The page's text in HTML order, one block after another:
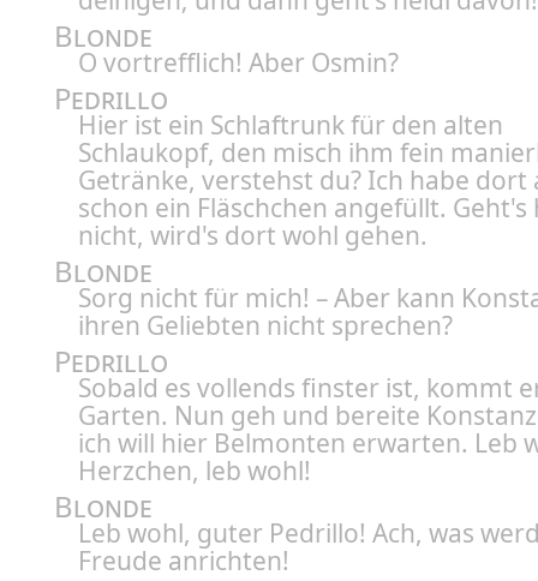
Blonde
O vortrefflich! Aber Osmin?
Pedrillo
Hier ist ein Schlaftrunk für den alten
Schlaukopf, den misch ihm fein
Getränke, verstehst du? Ich habe dort
schon ein Fläschchen angefüllt. Geht's
nicht, wird's dort wohl gehen.
Blonde
Sorg nicht für mich! – Aber kann
ihren Geliebten nicht sprechen?
Pedrillo
Sobald es vollends finster ist, kommt
Garten. Nun geh und bereite
ich will hier Belmonten erwarten. Leb
Herzchen, leb wohl!
Blonde
Leb wohl, guter Pedrillo! Ach, was
Freude anrichten!